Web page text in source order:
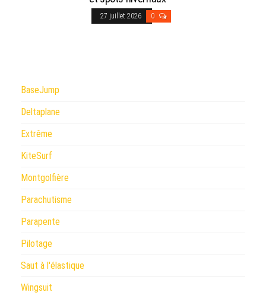
27 juillet 2026 0
BaseJump
Deltaplane
Extrême
KiteSurf
Montgolfière
Parachutisme
Parapente
Pilotage
Saut à l'élastique
Wingsuit